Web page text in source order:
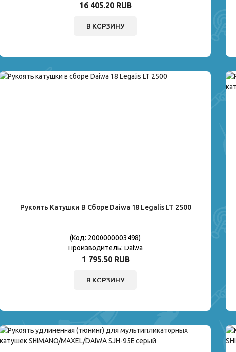
16 405.20 RUB
В КОРЗИНУ
Рукоять Катушки В Сборе Daiwa 18 Legalis LT 2500
(Код: 2000000003498)
Производитель: Daiwa
1 795.50 RUB
В КОРЗИНУ